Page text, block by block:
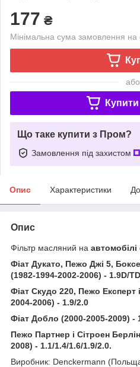
177 ₴
Мінімальна сума замовлення
або
Купити
Що таке купити з Пром?
Замовлення під захистом
Опис Характеристики
Опис
Фільтр масляний на
Фіат Дукато, Пежо Джі 5,
(1982-1994-2002-2006) - 1.9D/
Фіат Скудо 220, Пежо Експерт
2004-2006) - 1.9/2.0
Фіат Добло (2000-2005-2009) -
Пежо Партнер і Сітроен
2008) - 1.1/1.4/1.6/1.9/2.0.
Виробник: Denckermann